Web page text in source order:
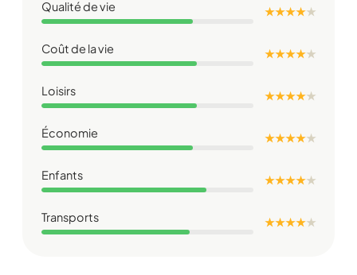
Qualité de vie ★ ★ ★ ★★
Coût de la vie ★ ★ ★ ★★
Loisirs ★ ★ ★ ★★
Économie ★ ★ ★ ★★
Enfants ★ ★ ★ ★★
Transports ★ ★ ★ ★★